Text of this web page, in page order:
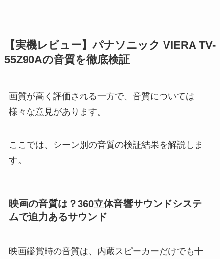
【実機レビュー】パナソニック VIERA TV-
55Z90Aの音質を徹底検証
画質が高く評価される一方で、音質については
様々な意見があります。
ここでは、シーン別の音質の検証結果を解説しま
す。
映画の音質は？360立体音響サウンドシステ
ムで迫力あるサウンド
映画鑑賞時の音質は、内蔵スピーカーだけでも十